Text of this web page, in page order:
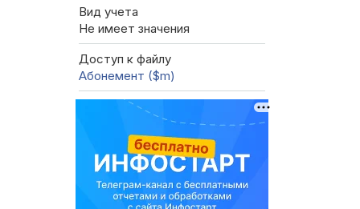
Вид учета
Не имеет значения
Доступ к файлу
Абонемент ($m)